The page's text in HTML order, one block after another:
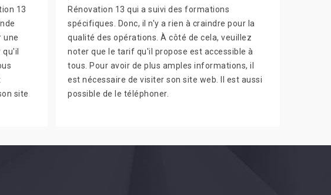
13
une
site
Rénovation 13 qui a suivi des formations
spécifiques. Donc, il n'y a rien à craindre pour la
qualité des opérations. À côté de cela, veuillez
noter que le tarif qu'il propose est accessible à
tous. Pour avoir de plus amples informations, il
est nécessaire de visiter son site web. Il est aussi
possible de le téléphoner.